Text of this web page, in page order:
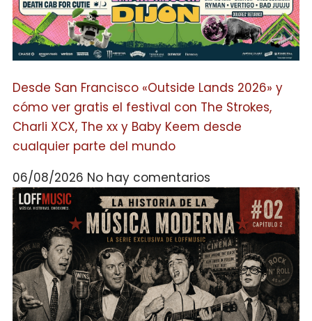
Desde San Francisco «Outside Lands 2026» y
cómo ver gratis el festival con The Strokes,
Charli XCX, The xx y Baby Keem desde
cualquier parte del mundo
06/08/2026 No hay comentarios